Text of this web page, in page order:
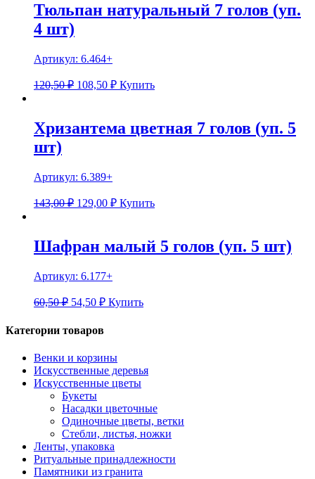
Тюльпан натуральный 7 голов (уп.
4 шт)
Артикул: 6.464+
120,50 ₽ 108,50 ₽ Купить
Хризантема цветная 7 голов (уп. 5
шт)
Артикул: 6.389+
143,00 ₽ 129,00 ₽ Купить
Шафран малый 5 голов (уп. 5 шт)
Артикул: 6.177+
60,50 ₽ 54,50 ₽ Купить
Категории товаров
Венки и корзины
Искусственные деревья
Искусственные цветы
Букеты
Насадки цветочные
Одиночные цветы, ветки
Стебли, листья, ножки
Ленты, упаковка
Ритуальные принадлежности
Памятники из гранита